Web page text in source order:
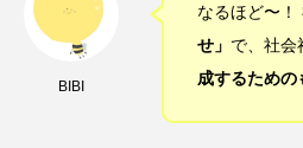
BIBI
なるほど〜！
せ」 で、社会
成するための